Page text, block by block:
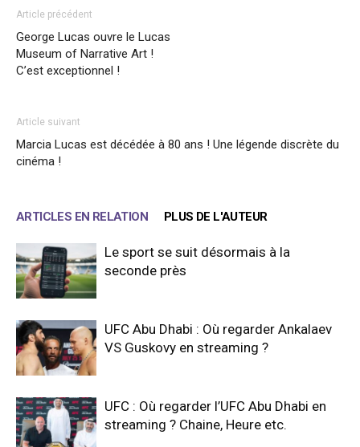
Article précédent
George Lucas ouvre le Lucas
Museum of Narrative Art !
C’est exceptionnel !
Article suivant
Marcia Lucas est décédée à 80 ans ! Une légende discrète du
cinéma !
ARTICLES EN RELATION PLUS DE L'AUTEUR
Le sport se suit désormais à la
seconde près
UFC Abu Dhabi : Où regarder Ankalaev
VS Guskovy en streaming ?
UFC : Où regarder l’UFC Abu Dhabi en
streaming ? Chaine, Heure etc.